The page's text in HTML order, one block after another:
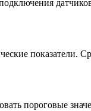
показатели.
пороговые